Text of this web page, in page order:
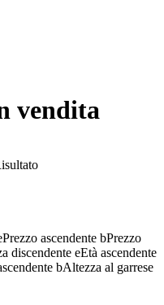
vendita
Prezzo ascendente bPrezzo
discendente eEtà ascendente
bAltezza al garrese